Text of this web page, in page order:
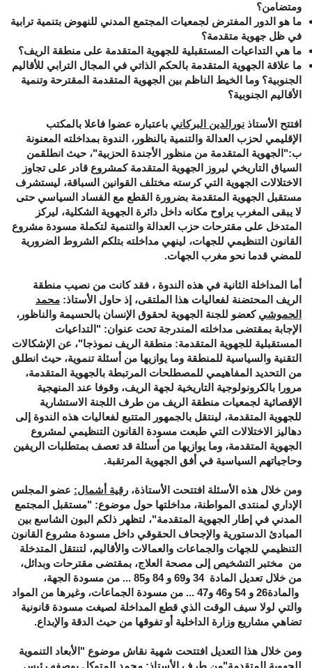
ومتضامن؟
ما هو الدور المفترض لجمعيات المجتمع المدني للنهوض بتنمية ترابية
في ظل جهوية متقدمة؟
ما هي التداعيات المستقبلية للجهوية المتقدمة على منطقة الريف؟
ما علاقة الجهوية المتقدمة بالحكم الذاتي في المجال الترابي للأقاليم
الجنوبية؟ وما الخيط الناظم بين الجهوية المتقدمة المقترحة وتنمية
الأقاليم الجنوبية؟
افتتح الأستاذ نورالدين البركاني باعتباره عضوا فاعلا بالمكتب
الإقليمي لحزب العدالة والتنمية بالنظور، الندوة بمداخلته المعنونة
ب:"الجهوية المتقدمة من منظور الأجندة الحزبية"، حيث انطلقمن
السياق التاريخي لبروز الجهوية المتقدمة كمشروع قادر على تجاوز
الاختلالات الجهوية التي كرسته مختلف القوانين السباقة، ليستشرف
مستقبل الجهوية المتقدمة بضرورة القطع مع الفساد السياسي حتى
لا يبقى المغرب يراوح مكانه داخل دائرة الجهوية الشكلية، ليركز
المتدخل على مقترحات حزب العدالة والتنمية لتكملة مسودة مشروع
القانون التنظيمي للجهات، لينهي مداخلته بتلكم الشروط الضرورية
للمضي قدما نحو مغرب الجهات.
أما المداخلة الثانية في هذه الندوة ، فقد كانت من نصيب منطقة
الريف المحتضنة لفعاليات هذا الملتقى، إذ حاول الأستاذ: محمد
الحموشي كعضو للجنة الجهوية لحقوق الإنسان بالحسيمة والناظور،
الإجابة بمقتضى مداخلته المندرجة تحت عنوان: "التداعيات
المستقبلية للجهوية المتقدمة: منطقة الريف نموذجا"، عن الإشكالات
التقنية والسياسية للمنطقة وما يوازيها من أسئلة تنموية، حيث انطلق
من التحديد المفاهيمي للمصطلحات المرتبطة بالجهوية المتقدمة،
مرورا بالكرونولوجية التاريخية لجهة الريف، وقوفا عند المنهجية
الإقصائية لجمعيات منطقة الريف من طرف اللجنة الاستشارية
للجهوية المتقدمة، لينتقل بالجمهور المتتبع لفعاليات هذه الندوة إلى
دهاليز الاختلالات التي طبعت مسودة القانون التنظيمي لمشروع
الجهوية المتقدمة، وما يوازيها من أسئلة قد تعصف بمتطلبات الريفين
وحاجياتهم السياسية في أفق الجهوية المرتقبة.
ومن خلال هذه الأسئلة افتتحت الأستاذة، رقية أشمال: عضو المجلس
الإداري لمنتدى المواطنة، مداخلتها حول موضوع: "مستقبل المجتمع
المدني في إطار الجهوية المتقدمة"، لتظهر ذلكم البون الشاسع بين
المبادئ الدستورية والإجحاف الحقوقي داخل مسودة مشروع القانون
التنظيمي للجهات والجماعات والعمالات والأقاليم، لتنتقل المتدخلة
من مختبر التشخيص إلى مصحة العلاج، بمقتضى مقترحات وبدائل،
من خلال تعديل المادة 34 و69 و 84 و85 ... من مسودة الجهة،
والمادة26 و 54 و46 و47 ... من مسودة الجماعات، وغيرها من المواد
والتي لولا سيف الوقت الذي قطع المداخلة لصيغت مسودة قانونية
تضاهي مشاريع وزارة الداخلية أو تفوقها من حيث الدقة والإبداع.
ومن خلال هذا التعديل افتتحت شهية نقاش موضوع "الأبعاد التنموية
للجهوية المتقدمة"من طرف الأستاذ: محمد المتوكل بوصفه رئيس